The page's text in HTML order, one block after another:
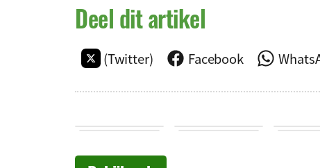
Deel dit artikel
(Twitter) Facebook